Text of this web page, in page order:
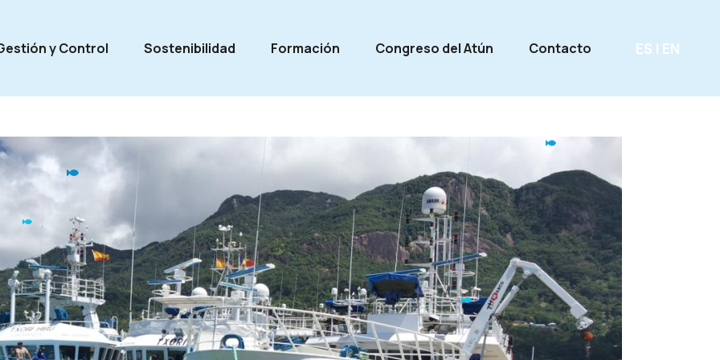
y Control Sostenibilidad Formación Congreso del Atún Contacto ES | EN